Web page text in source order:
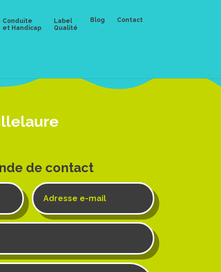
Conduite
et Handicap
Label
Qualité
Blog Contact
de contact